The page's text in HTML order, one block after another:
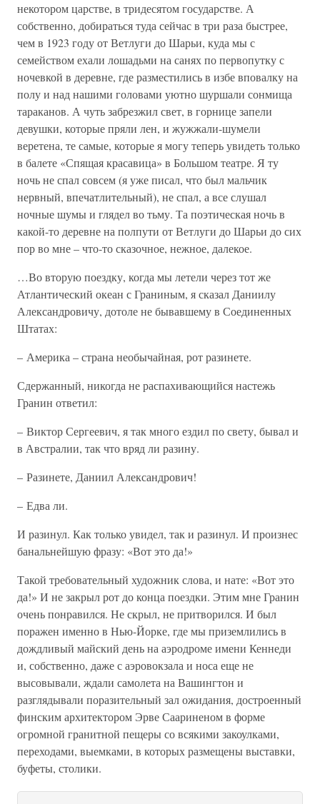
некотором царстве, в тридесятом государстве. А
собственно, добираться туда сейчас в три раза быстрее,
чем в 1923 году от Ветлуги до Шарьи, куда мы с
семейством ехали лошадьми на санях по первопутку с
ночевкой в деревне, где разместились в избе вповалку на
полу и над нашими головами уютно шуршали сонмища
тараканов. А чуть забрезжил свет, в горнице запели
девушки, которые пряли лен, и жужжали-шумели
веретена, те самые, которые я могу теперь увидеть только
в балете «Спящая красавица» в Большом театре. Я ту
ночь не спал совсем (я уже писал, что был мальчик
нервный, впечатлительный), не спал, а все слушал
ночные шумы и глядел во тьму. Та поэтическая ночь в
какой-то деревне на полпути от Ветлуги до Шарьи до сих
пор во мне – что-то сказочное, нежное, далекое.
…Во вторую поездку, когда мы летели через тот же
Атлантический океан с Граниным, я сказал Даниилу
Александровичу, дотоле не бывавшему в Соединенных
Штатах:
– Америка – страна необычайная, рот разинете.
Сдержанный, никогда не распахивающийся настежь
Гранин ответил:
– Виктор Сергеевич, я так много ездил по свету, бывал и
в Австралии, так что вряд ли разину.
– Разинете, Даниил Александрович!
– Едва ли.
И разинул. Как только увидел, так и разинул. И произнес
банальнейшую фразу: «Вот это да!»
Такой требовательный художник слова, и нате: «Вот это
да!» И не закрыл рот до конца поездки. Этим мне Гранин
очень понравился. Не скрыл, не притворился. И был
поражен именно в Нью-Йорке, где мы приземлились в
дождливый майский день на аэродроме имени Кеннеди
и, собственно, даже с аэровокзала и носа еще не
высовывали, ждали самолета на Вашингтон и
разглядывали поразительный зал ожидания, достроенный
финским архитектором Эрве Саариненом в форме
огромной гранитной пещеры со всякими закоулками,
переходами, выемками, в которых размещены выставки,
буфеты, столики.